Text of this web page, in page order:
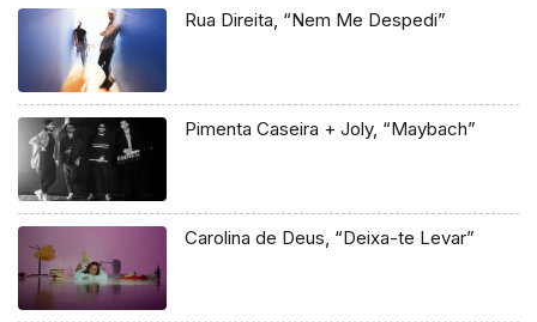
Rua Direita, “Nem Me Despedi”
Pimenta Caseira + Joly, “Maybach”
Carolina de Deus, “Deixa-te Levar”